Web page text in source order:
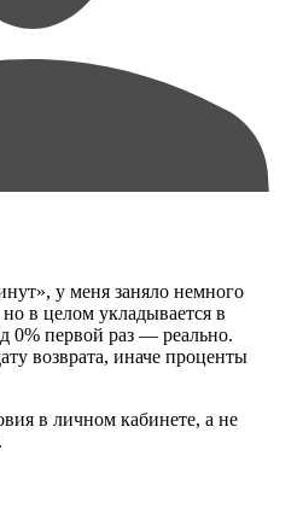
у меня заняло немного
в целом укладывается в
0% первой раз — реально.
возврата, иначе проценты
в личном кабинете, а не